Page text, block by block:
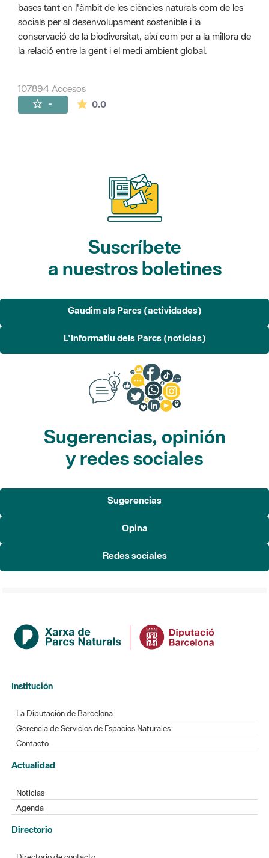
bases tant en l'àmbit de les ciències naturals com de les
socials per al desenvolupament sostenible i la
conservació de la biodiversitat, així com per a la millora de
la relació entre la gent i el medi ambient global.
107894 Accesos
- 0.0La valoración media es de 0 estrellas de
Suscríbete
a nuestros boletines
Gaudim als Parcs (actividades)
L'Informatiu dels Parcs (noticias)
Sugerencias, opinión
y redes sociales
Sugerencias
Opina
Redes sociales
Institución
La Diputación de Barcelona
Gerencia de Servicios de Espacios Naturales
Contacto
Actualidad
Noticias
Agenda
Directorio